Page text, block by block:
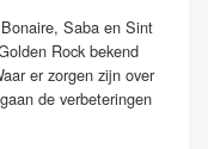
Saba en Sint
Rock bekend
er zorgen zijn over
de verbeteringen